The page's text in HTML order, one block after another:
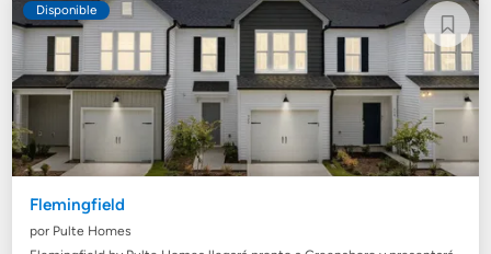
Disponible
Flemingfield
por Pulte Homes